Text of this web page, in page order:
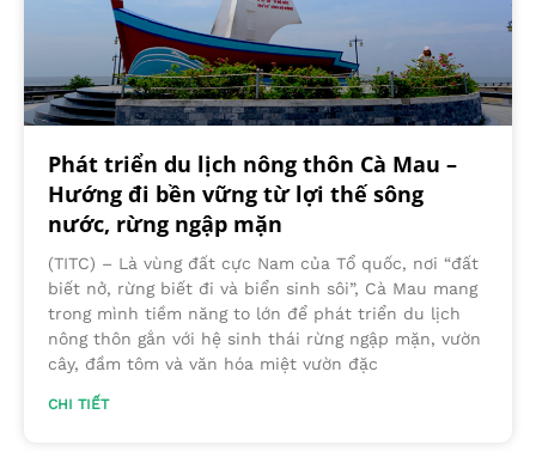
Phát triển du lịch nông thôn Cà Mau –
Hướng đi bền vững từ lợi thế sông
nước, rừng ngập mặn
(TITC) – Là vùng đất cực Nam của Tổ quốc, nơi “đất
biết nở, rừng biết đi và biển sinh sôi”, Cà Mau mang
trong mình tiềm năng to lớn để phát triển du lịch
nông thôn gắn với hệ sinh thái rừng ngập mặn, vườn
cây, đầm tôm và văn hóa miệt vườn đặc
CHI TIẾT